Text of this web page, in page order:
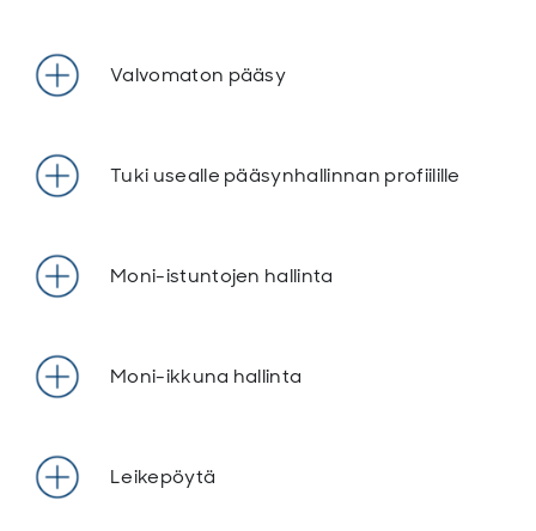
Valvomaton pääsy
Tuki usealle pääsynhallinnan profiilille
Moni-istuntojen hallinta
Moni-ikkuna hallinta
Leikepöytä